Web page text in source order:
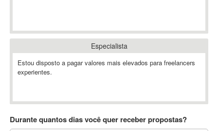
Ableton
Ableton Push
Abstract
AC3
Especialista
Estou disposto a pagar valores mais elevados para freelancers
experientes.
Durante quantos dias você quer receber propostas?